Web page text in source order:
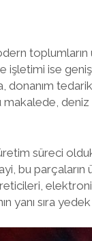
işletimi ise
donanım
makalede,
üretim süreci
bu
yanı sıra